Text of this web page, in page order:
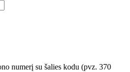
numerį su šalies kodu (pvz. 370